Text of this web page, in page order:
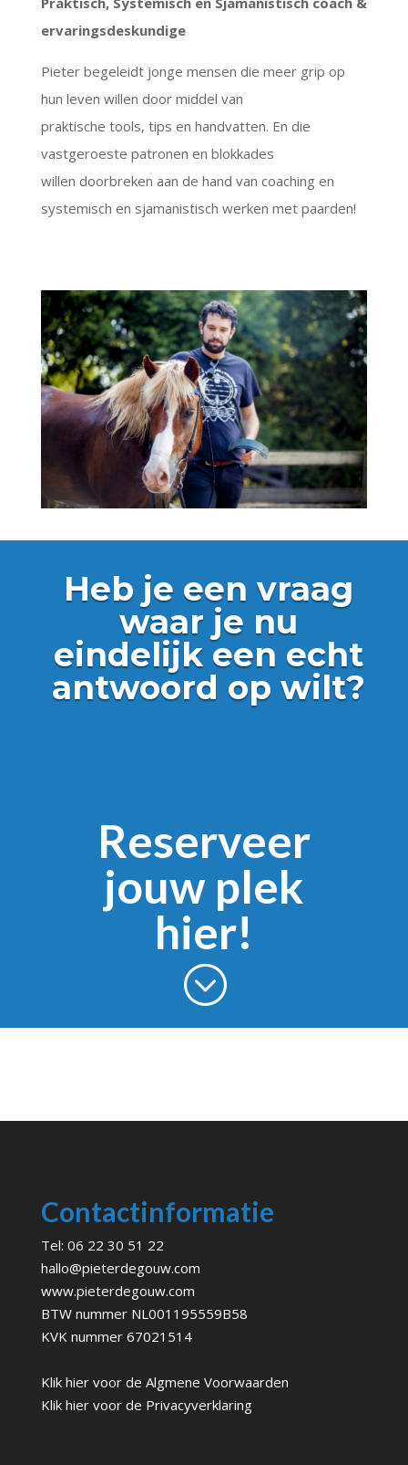
ervaringsdeskundige
Pieter begeleidt jonge mensen die meer grip op
hun leven willen door middel van
praktische tools, tips en handvatten. En die
vastgeroeste patronen en blokkades
willen doorbreken aan de hand van coaching en
systemisch en sjamanistisch werken met paarden!
Heb je een vraag
waar je nu
eindelijk een echt
antwoord op wilt?
Reserveer
jouw plek
hier!
;
Contactinformatie
Tel: 06 22 30 51 22
hallo@pieterdegouw.com
www.pieterdegouw.com
BTW nummer NL001195559B58
KVK nummer 67021514
Klik hier voor de Algmene Voorwaarden
Klik hier voor de Privacyverklaring